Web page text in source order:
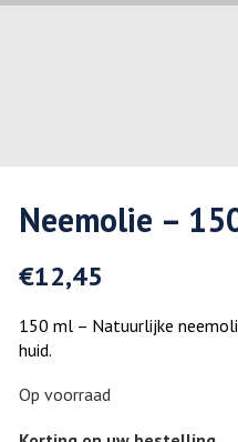
Neemolie –
€12,45
150 ml – Natuurlijke
huid.
Op voorraad